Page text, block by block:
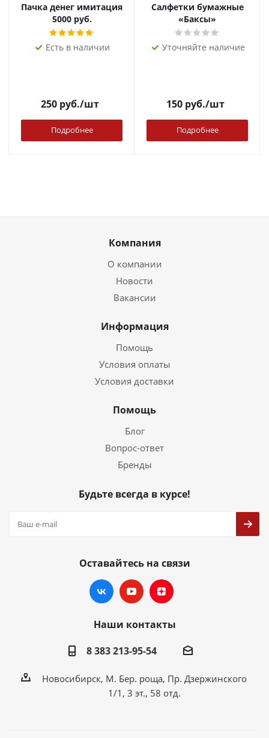
Пачка денег имитация
5000 руб.
Есть в наличии
250руб./шт
Подробнее
Салфетки бумажные
«Баксы»
Уточняйте наличие
150руб./шт
Подробнее
Компания
О компании
Новости
Вакансии
Информация
Помощь
Условия оплаты
Условия доставки
Помощь
Блог
Вопрос-ответ
Бренды
Будьте всегда в курсе!
Оставайтесь на связи
Наши контакты
8 383 213-95-54
Новосибирск, М. Бер. роща, Пр. Дзержинского
1/1, 3 эт., 58 отд.